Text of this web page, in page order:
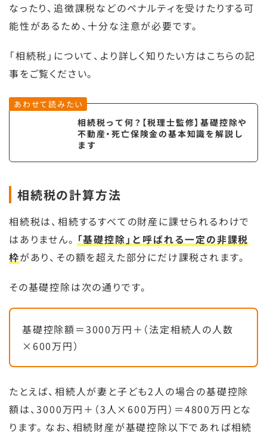
なったり、追徴課税などのペナルティを受けたりする可
能性があるため、十分な注意が必要です。
「相続税」について、より詳しく知りたい方はこちらの記
事をご覧ください。
あわせて読みたい
相続税って何？【税理士監修】基礎控除や
不動産・死亡保険金の基本知識を解説し
ます
相続税の計算方法
相続税は、相続するすべての財産に課せられるわけで
はありません。 「基礎控除」と呼ばれる一定の非課税
枠があり、その額を超えた部分にだけ課税されます。
その基礎控除は次の通りです。
基礎控除額＝3000万円＋（法定相続人の人数
×600万円）
たとえば、相続人が妻と子ども2人の場合の基礎控除
額は、3000万円＋（3人×600万円）＝4800万円とな
ります。なお、相続財産が基礎控除以下であれば相続